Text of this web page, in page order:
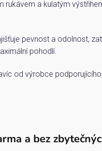
rukávem a kulatým
pevnost a odolnost,
pohodlí.
od výrobce
a bez